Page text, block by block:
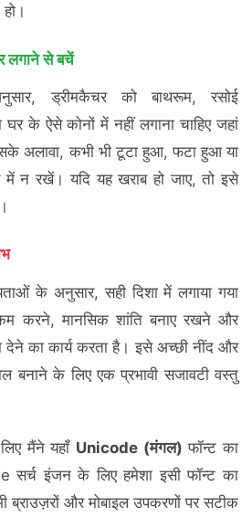
लगाने से बचें
ड्रीमकैचर को बाथरूम, रसोई
के ऐसे कोनों में नहीं लगाना चाहिए जहां
अलावा, कभी भी टूटा हुआ, फटा हुआ या
में न रखें। यदि यह खराब हो जाए, तो इसे
के अनुसार, सही दिशा में लगाया गया
करने, मानसिक शांति बनाए रखने और
देने का कार्य करता है। इसे अच्छी नींद और
बनाने के लिए एक प्रभावी सजावटी वस्तु
मैंने यहाँ Unicode (मंगल) फॉन्ट का
सर्च इंजन के लिए हमेशा इसी फॉन्ट का
ब्राउज़रों और मोबाइल उपकरणों पर सटीक